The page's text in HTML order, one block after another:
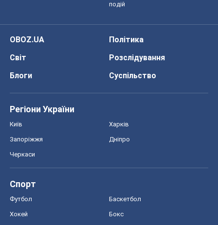
подій
OBOZ.UA
Політика
Світ
Розслідування
Блоги
Суспільство
Регіони України
Київ Харків
Запоріжжя Дніпро
Черкаси
Спорт
Футбол Баскетбол
Хокей Бокс